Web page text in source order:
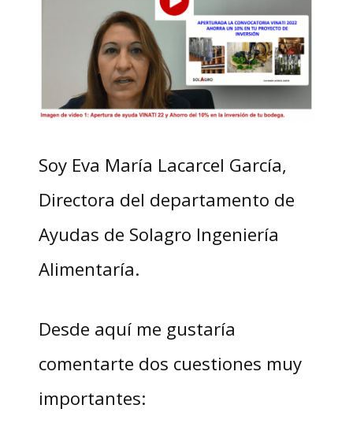
Soy Eva María Lacarcel García,
Directora del departamento de
Ayudas de Solagro Ingeniería
Alimentaría.
Desde aquí me gustaría
comentarte dos cuestiones muy
importantes: